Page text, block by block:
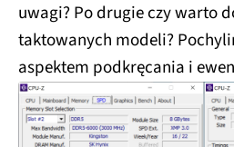
uwagi? Po drugie czy warto
taktowanych modeli?
aspektem podkręcania i